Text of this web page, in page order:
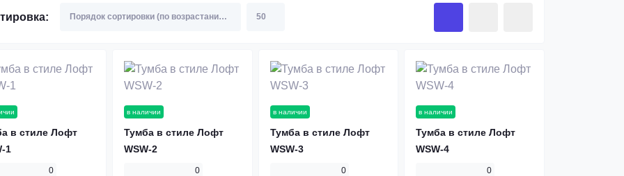
в стиле Лофт
1
0
в наличии
Тумба в стиле Лофт
WSW-2
0
в наличии
Тумба в стиле Лофт
WSW-3
0
в наличии
Тумба в стиле Лофт
WSW-4
0